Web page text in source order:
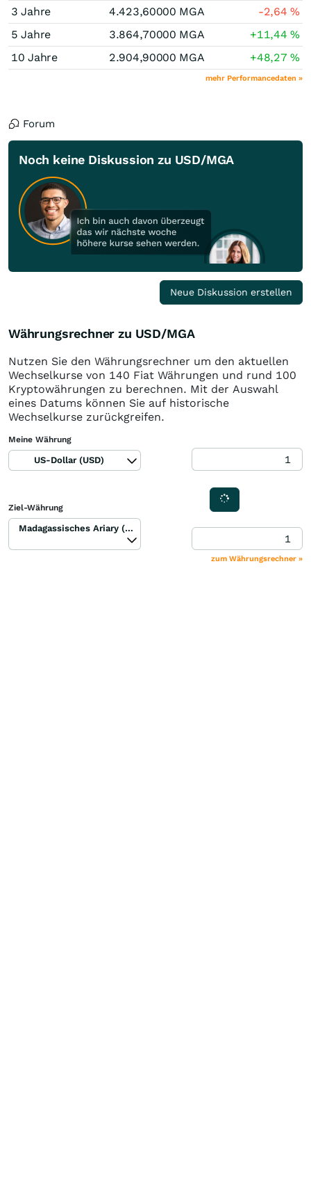
3 Jahre 4.423,60000 MGA -2,64%
5 Jahre
3.864,70000 MGA +11,44%
10 Jahre
2.904,90000 MGA +48,27%
mehr Performancedaten »
Forum
Noch keine Diskussion zu USD/MGA
Neue Diskussion erstellen
Währungsrechner zu USD/MGA
Nutzen Sie den Währungsrechner um den aktuellen
Wechselkurse von 140 Fiat Währungen und rund 100
Kryptowährungen zu berechnen. Mit der Auswahl
eines Datums können Sie auf historische
Wechselkurse zurückgreifen.
Meine Währung
US-Dollar (USD)
Ziel-Währung
Madagassisches Ariary (MGA)
zum Währungsrechner »